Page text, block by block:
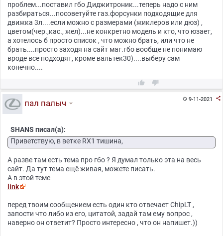
проблем...поставил гбо Диджитроник...теперь надо с ним
разбираться...посоветуйте газ.форсунки подходящие для
движка 3л....если можно с размерами (жиклеров или дюз) ,
цветом(чер.,кас., жел)...не конкретно модель и кто, что юзает,
а хотелось б просто список , что можно брать, или что не
брать....просто заходя на сайт маг.гбо вообще не понимаю
вроде все подходят, кроме вальтек30)....выберу сам
конечно....
 
9-11-2021 
пал палыч
SHANS писал(а):
Приветствую, в ветке RX1 тишина,
А разве там есть тема про гбо ? Я думал только эта на весь
сайт. Да тут тема ещё живая, можете писать.
А в этой теме
link
перед твоим сообщением есть один кто отвечает ChipLT ,
запости что либо из его, цитатой, задай там ему вопрос ,
наверно он ответит? Просто интересно , что он напишет.))